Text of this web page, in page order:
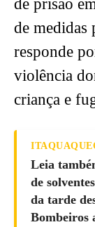
de prisão
de medidas
responde
violência
criança e
Leia
de
da tarde
Bombeiros